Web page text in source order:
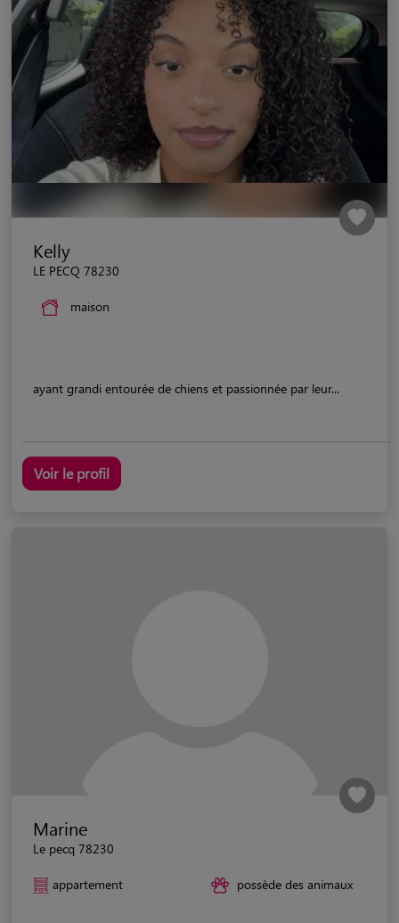
Kelly
LE PECQ 78230
maison
ayant grandi entourée de chiens et passionnée par leur...
Voir le profil
Marine
Le pecq 78230
appartement possède des animaux